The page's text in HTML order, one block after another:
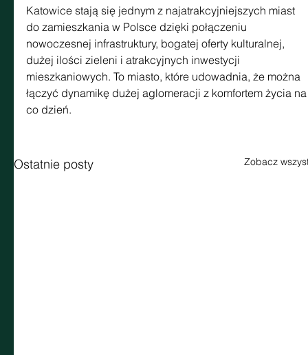
Katowice stają się jednym z najatrakcyjniejszych miast
do zamieszkania w Polsce dzięki połączeniu
nowoczesnej infrastruktury, bogatej oferty kulturalnej,
dużej ilości zieleni i atrakcyjnych inwestycji
mieszkaniowych. To miasto, które udowadnia, że można
łączyć dynamikę dużej aglomeracji z komfortem życia
co dzień.
Ostatnie posty Zobacz